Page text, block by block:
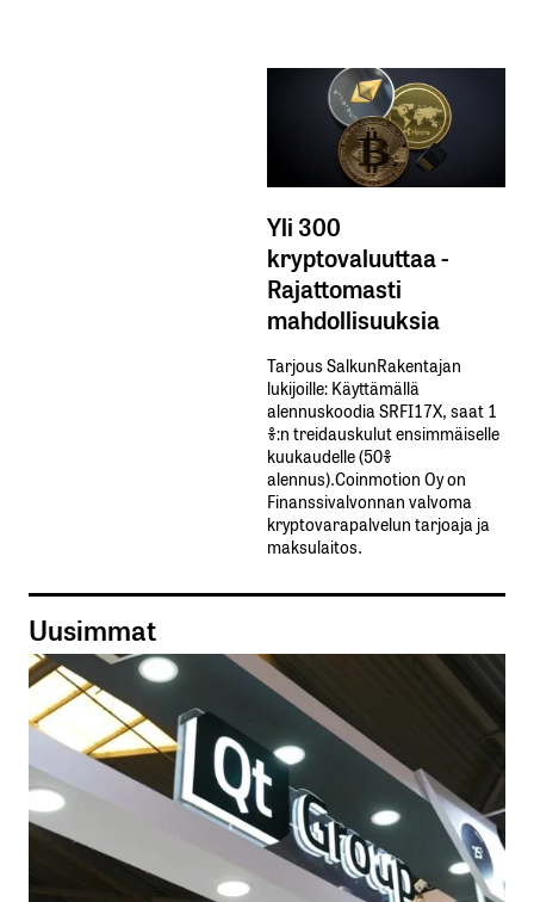
Yli 300
kryptovaluuttaa -
Rajattomasti
mahdollisuuksia
Tarjous SalkunRakentajan
lukijoille: Käyttämällä​ ​
alennuskoodia​ ​SRFI17X,​ ​saat​ ​1
%:n treidauskulut​ ​ensimmäiselle​ ​
kuukaudelle​ ​(50%​ ​
alennus).Coinmotion Oy on
Finanssivalvonnan valvoma
kryptovarapalvelun tarjoaja ja
maksulaitos.
Uusimmat